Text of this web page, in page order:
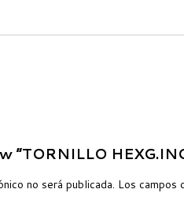
“TORNILLO
no será publicada. Los campos